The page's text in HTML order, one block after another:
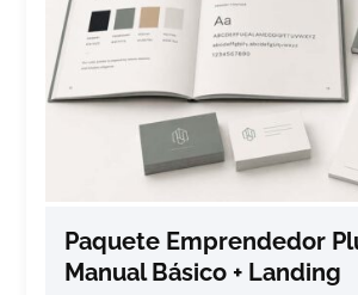
Paquete Emprendedor
Manual Básico + Landing